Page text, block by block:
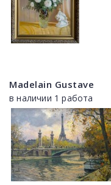
Madelain Gustave
в наличии 1 работа